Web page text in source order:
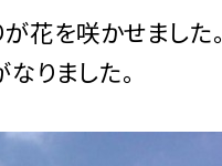
花を咲かせました。
りました。